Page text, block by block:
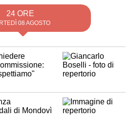
24 ORE
08 AGOSTO
di Mondovì